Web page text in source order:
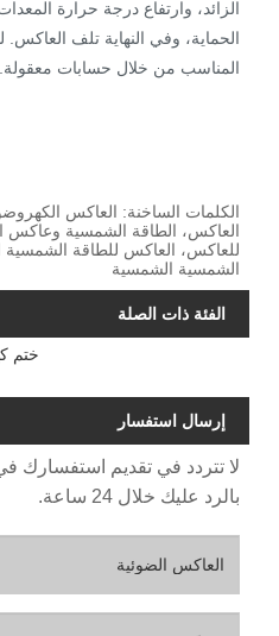
الزائد، وارتفاع درجة حرارة
الحماية، وفي النهاية تلف
المناسب من خلال حسابات معقولة.
الكلمات الساخنة: العاكس
العاكس، الطاقة الشمسية وعاكس
للعاكس، العاكس للطاقة الشمسية
الشمسية الشمسية
الفئة ذات الصلة
ختم
إرسال استفسار
لا تتردد في تقديم استفسارك
بالرد عليك خلال 24 ساعة.